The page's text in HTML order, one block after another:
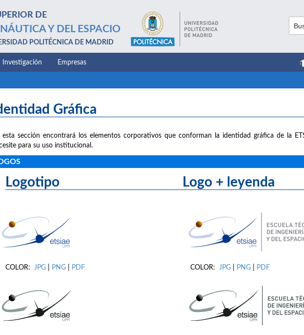
DE
Y DEL ESPACIO
POLITÉCNICA DE MADRID
Investigación Empresas
Gráfica
esta sección encontrará los elementos corporativos que conforman la identidad gráfica de la
para su uso institucional.
Logotipo Logo + leyenda
COLOR: JPG PNG PDF COLOR: JPG PNG PDF